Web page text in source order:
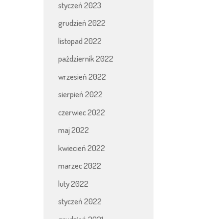
styczeń 2023
grudzień 2022
listopad 2022
październik 2022
wrzesień 2022
sierpień 2022
czerwiec 2022
maj 2022
kwiecień 2022
marzec 2022
luty 2022
styczeń 2022